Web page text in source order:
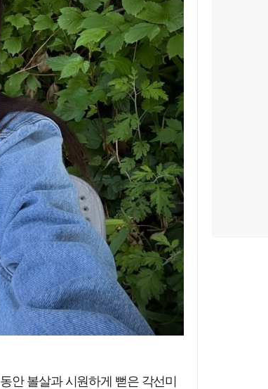
안 볼살과 시원하게 뻗은 각선미